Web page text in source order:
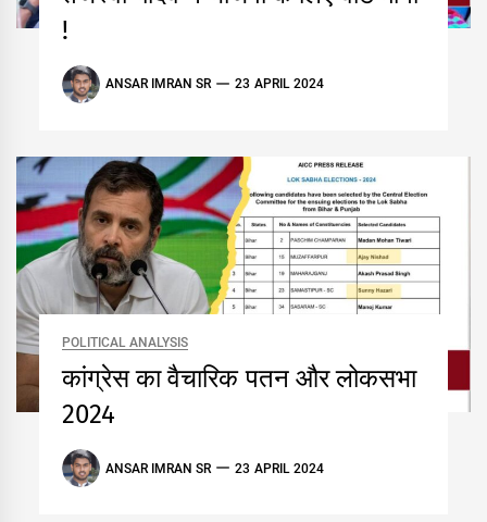
!
ANSAR IMRAN SR 23 APRIL 2024
POLITICAL ANALYSIS
कांग्रेस का वैचारिक पतन और लोकसभा
2024
ANSAR IMRAN SR 23 APRIL 2024